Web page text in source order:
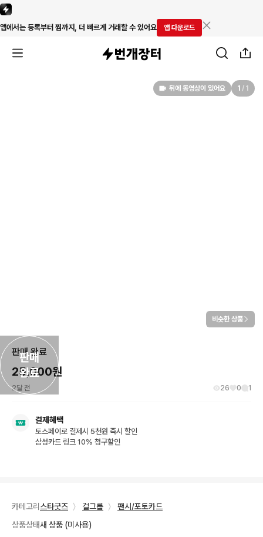
앱에서는 등록부터 찜까지, 더 빠르게 거래할 수 있어요 앱 다운로드
판매
완료
뒤에 동영상이 있어요 1 / 1
비슷한 상품
판매 완료
25,000원
2달 전 26 0 1
결제혜택
토스페이로 결제시 5천원 즉시 할인
삼성카드 링크 10% 청구할인
카테고리 스타굿즈 〉 걸그룹 〉
팬시/포토카드
상품상태새 상품 (미사용)